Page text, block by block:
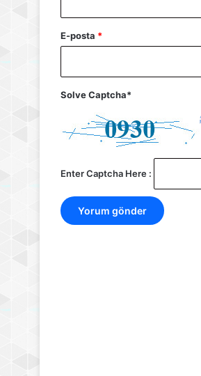
E-posta *
Solve Captcha*
Enter Captcha Here :